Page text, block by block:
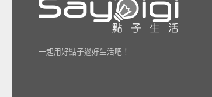
一起用好點子過好生活吧！